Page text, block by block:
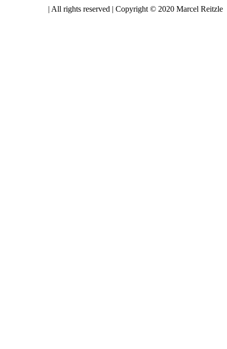
| All rights reserved | Copyright © 2020 Marcel Reitzle